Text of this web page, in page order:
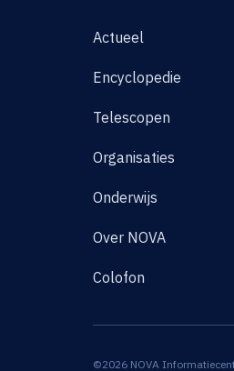
Actueel
Encyclopedie
Telescopen
Organisaties
Onderwijs
Over NOVA
Colofon
©2026 NOVA